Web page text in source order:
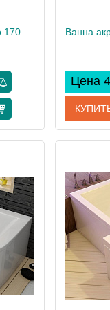
Ванна акриловая Vayer Savero 170x70
Vayer
61
27
Цена
Высота, см
Вес, кг